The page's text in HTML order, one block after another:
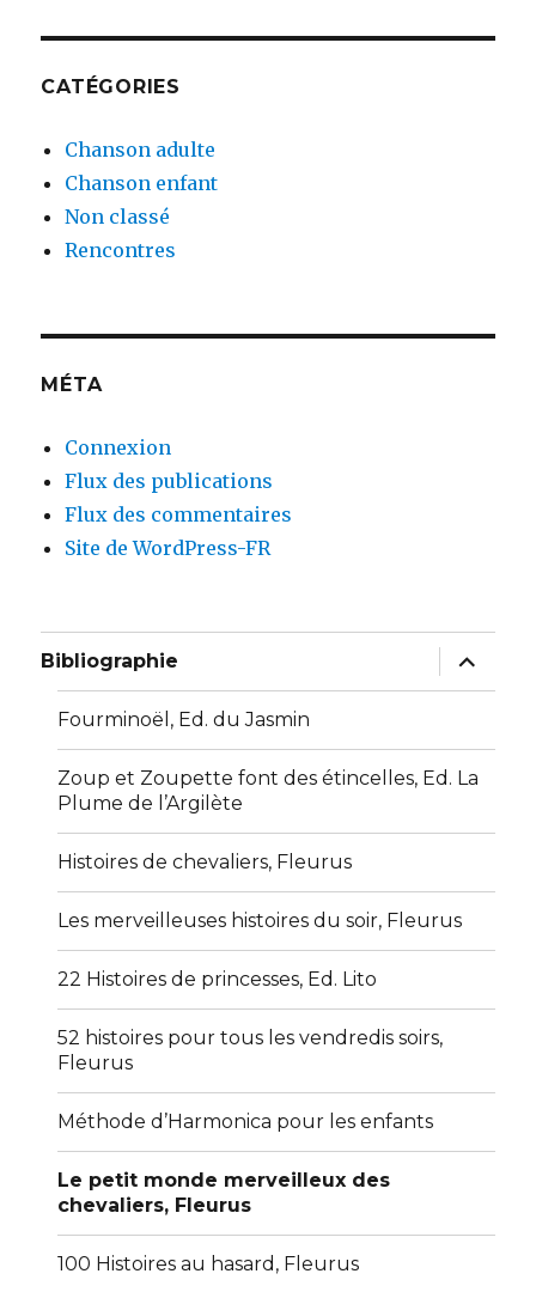
CATÉGORIES
Chanson adulte
Chanson enfant
Non classé
Rencontres
MÉTA
Connexion
Flux des publications
Flux des commentaires
Site de WordPress-FR
Bibliographie
ouvrir
le
sous-
Fourminoël, Ed. du Jasmin
Zoup et Zoupette font des étincelles, Ed. La
Plume de l’Argilète
Histoires de chevaliers, Fleurus
Les merveilleuses histoires du soir, Fleurus
22 Histoires de princesses, Ed. Lito
52 histoires pour tous les vendredis soirs,
Fleurus
Méthode d’Harmonica pour les enfants
Le petit monde merveilleux des
chevaliers, Fleurus
100 Histoires au hasard, Fleurus